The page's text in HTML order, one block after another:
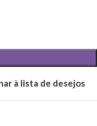
à lista de desejos